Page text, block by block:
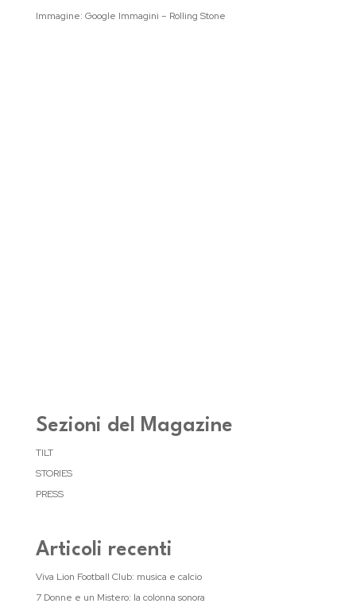
Immagine: Google Immagini – Rolling Stone
Sezioni del Magazine
TILT
STORIES
PRESS
Articoli recenti
Viva Lion Football Club: musica e calcio
7 Donne e un Mistero: la colonna sonora